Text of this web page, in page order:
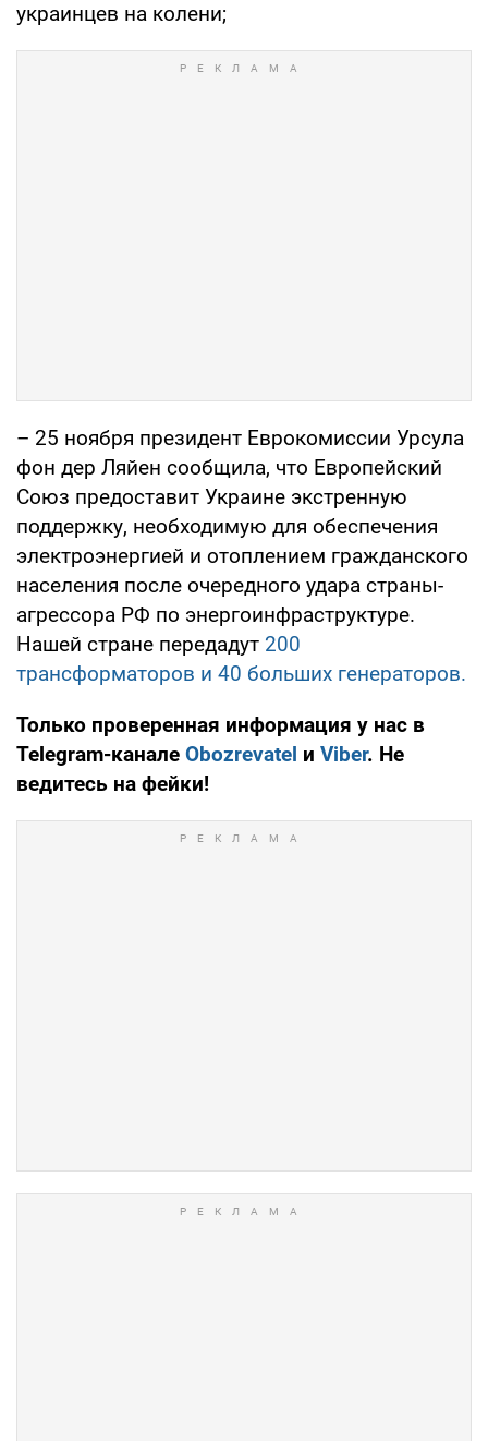
украинцев на колени;
– 25 ноября президент Еврокомиссии Урсула
фон дер Ляйен сообщила, что Европейский
Союз предоставит Украине экстренную
поддержку, необходимую для обеспечения
электроэнергией и отоплением гражданского
населения после очередного удара страны-
агрессора РФ по энергоинфраструктуре.
Нашей стране передадут 200
трансформаторов и 40 больших генераторов.
Только проверенная информация у нас в
Telegram-канале Obozrevatel и Viber. Не
ведитесь на фейки!